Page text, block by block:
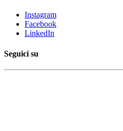
Instagram
Facebook
LinkedIn
Seguici su